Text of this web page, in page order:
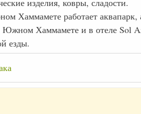
Хаммамете работает
Южном Хаммамете и в отеле Sol
езды.